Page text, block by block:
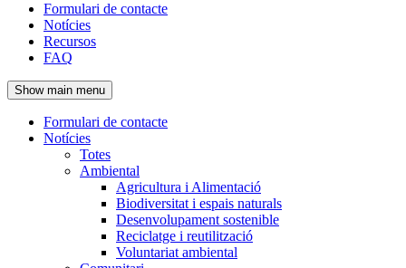
Navegació
principal
de
l'encapçalament
Formulari de contacte
Notícies
Recursos
FAQ
Show main menu
Navegació
principal
Formulari de contacte
Notícies
Totes
Ambiental
Agricultura i Alimentació
Biodiversitat i espais naturals
Desenvolupament sostenible
Reciclatge i reutilització
Voluntariat ambiental